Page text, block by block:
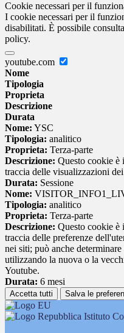
Cookie necessari per il
I cookie necessari per il
disabilitati. È possibile
policy.
youtube.com
Nome
Tipologia
Proprieta
Descrizione
Durata
Nome: YSC
Tipologia: analitico
Proprieta: Terza-parte
Descrizione: Questo cookie è
traccia delle visualizzazioni
Durata: Sessione
Nome:
Tipologia: analitico
Proprieta: Terza-parte
Descrizione: Questo cookie è
traccia delle preferenze
nei siti; può anche
utilizzando la nuova o la
Youtube.
Durata: 6 mesi
Accetta tutti Salva le
Istituto